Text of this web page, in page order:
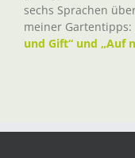
sechs Sprachen
meiner Gartentipps:
und Gift“ und „Auf